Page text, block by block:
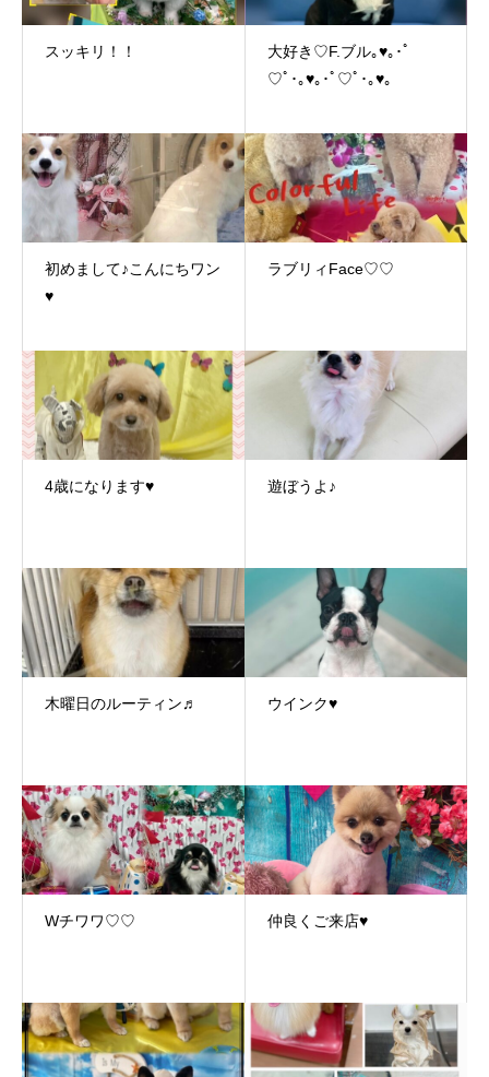
スッキリ！！
大好き♡F.ブル｡♥｡･ﾟ
♡ﾟ･｡♥｡･ﾟ♡ﾟ･｡♥｡
初めまして♪こんにちワン
♥
ラブリィFace♡♡
4歳になります♥ 遊ぼうよ♪
木曜日のルーティン♬ ウインク♥
Wチワワ♡♡ 仲良くご来店♥